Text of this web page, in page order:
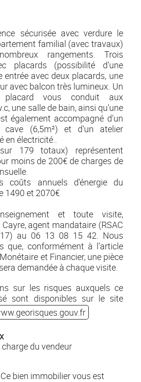
sécurisée avec verdure le
familial (avec travaux)
rangements. Trois
placards (possibilité d'une
entrée avec deux placards, une
avec balcon très lumineux. Un
vous conduit aux
une salle de bain, ainsi qu'une
également accompagné d'un
cave (6,5m²) et d'un atelier
en électricité..
179 totaux) représentent
moins de 200€ de charges de
coûts annuels d'énergie du
1490 et 2070€
et toute visite,
agent mandataire (RSAC
au 06 13 08 15 42. Nous
que, conformément à l’article
et Financier, une pièce
demandée à chaque visite.
sur les risques auxquels ce
sont disponibles sur le site
du vendeur
Ce bien immobilier vous est